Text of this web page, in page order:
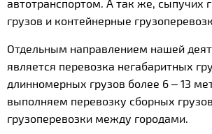
автотранспортом. А так же, сыпучих
грузов и контейнерные
Отдельным направлением нашей
является перевозка негабаритных
длинномерных грузов более 6 – 13
выполняем перевозку сборных
грузоперевозки между городами.